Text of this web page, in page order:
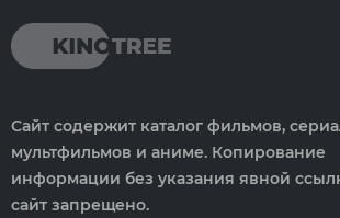
Сайт содержит каталог фильмов,
мультфильмов и аниме. Копирование
информации без указания явной
сайт запрещено.